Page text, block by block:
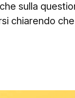
sulla
chiarendo